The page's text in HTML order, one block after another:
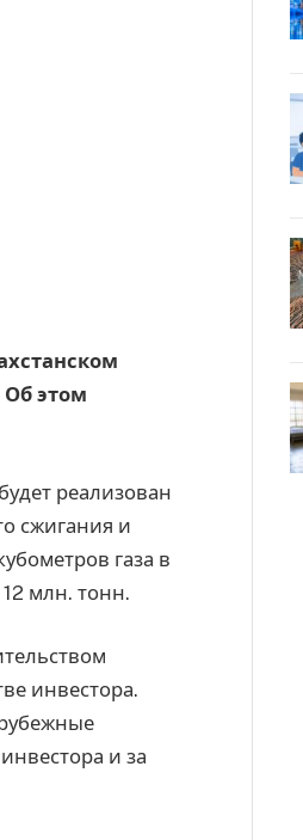
Об этом
реализован
сжигания и
газа в
млн. тонн.
инвестора.
и за